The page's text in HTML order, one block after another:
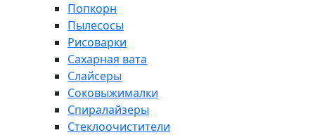
Попкорн
Пылесосы
Рисоварки
Сахарная вата
Слайсеры
Соковыжималки
Спиралайзеры
Стеклоочистители